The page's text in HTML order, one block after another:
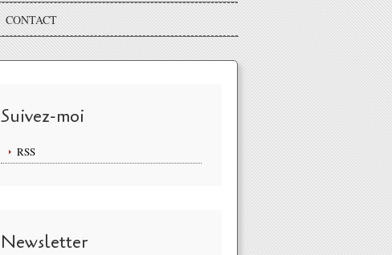
CONTACT
Suivez-moi
RSS
Newsletter